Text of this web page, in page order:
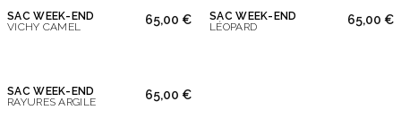
SAC WEEK-END
VICHY CAMEL
65,00 €
SAC WEEK-END
LÉOPARD
65,00 €
SAC WEEK-END
RAYURES ARGILE
65,00 €